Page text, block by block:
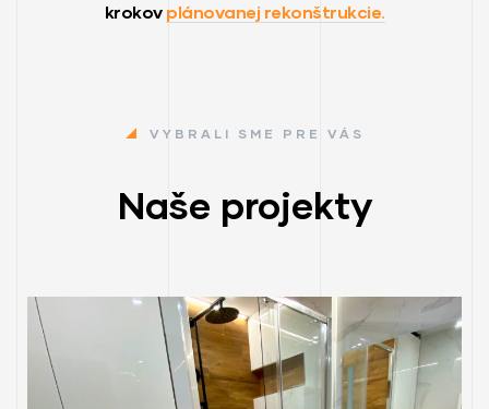
krokov plánovanej rekonštrukcie.
VYBRALI SME PRE VÁS
Naše projekty